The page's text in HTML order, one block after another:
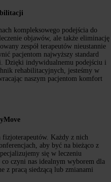
kompleksowego podejścia do
objawów, ale także eliminację
zespół terapeutów nieustannie
pacjentom najwyższy standard
Dzięki indywidualnemu podejściu i
rehabilitacyjnych, jesteśmy w
naszym pacjentom komfort
fizjoterapeutów. Każdy z nich
aby być na bieżąco z
się w leczeniu
czyni nas idealnym wyborem dla
z pracą siedzącą lub zmianami